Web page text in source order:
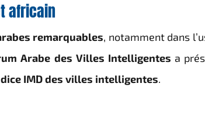
africain
remarquables, notamment dans
Arabe des Villes Intelligentes a
IMD des villes intelligentes.